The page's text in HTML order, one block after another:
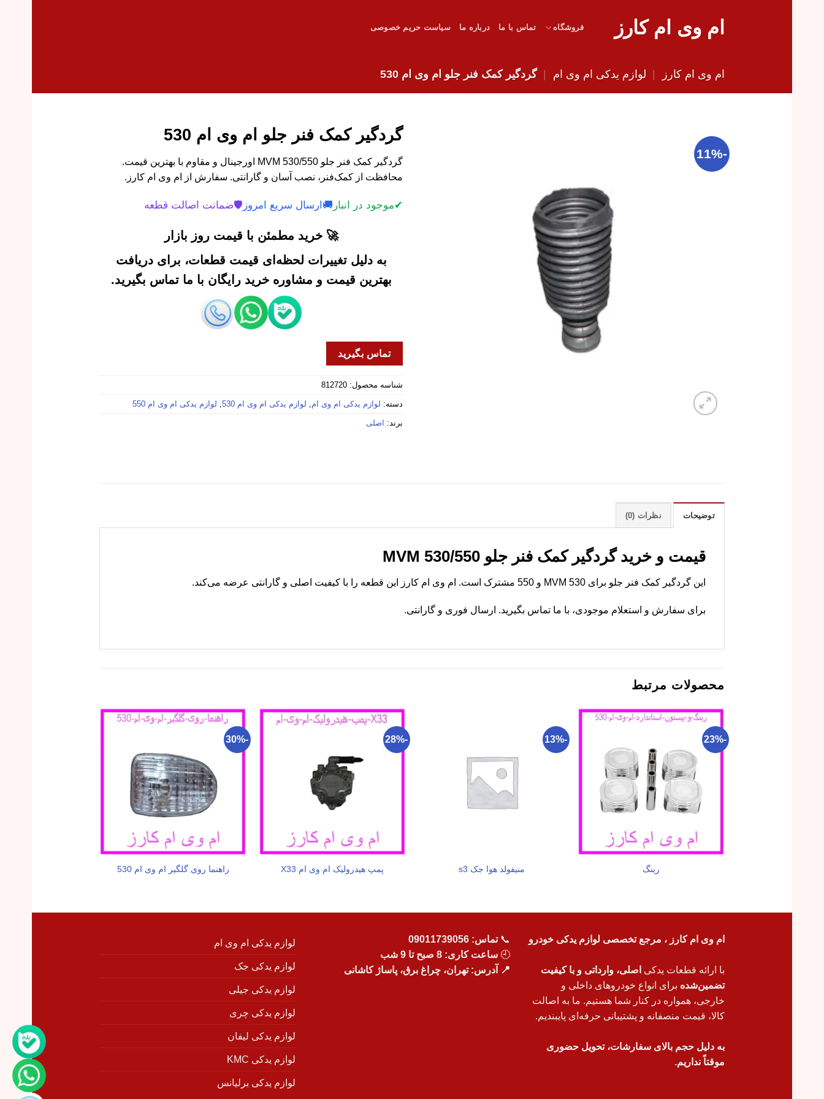
ام وی ام کارز فروشگاه تماس با ما درباره ما سیاست حریم خصوصی
ام وی ام کارز | لوازم یدکی ام وی ام | گردگیر کمک فنر جلو ام وی ام 530
-11%
گردگیر کمک فنر جلو ام وی ام 530
گردگیر کمک فنر جلو MVM 530/550 اورجینال و مقاوم با بهترین قیمت.
محافظت از کمک‌فنر، نصب آسان و گارانتی. سفارش از ام وی ام کارز.
✔موجود در انبار 🚚 ارسال سریع امروز 🛡️ضمانت اصالت قطعه
🚀 خرید مطمئن با قیمت روز بازار
به دلیل تغییرات لحظه‌ای قیمت قطعات، برای دریافت
بهترین قیمت و مشاوره خرید رایگان با ما تماس بگیرید.
تماس بگیرید
شناسه محصول: 812720
دسته: لوازم یدکی ام وی ام لوازم یدکی ام وی ام 530 لوازم یدکی ام وی ام 550
برند: اصلی
توضیحات نظرات (0)
قیمت و خرید گردگیر کمک فنر جلو MVM 530/550
این گردگیر کمک فنر جلو برای MVM 530 و 550 مشترک است. ام وی ام کارز این قطعه را با کیفیت اصلی و گارانتی عرضه می‌کند.
برای سفارش و استعلام موجودی، با ما تماس بگیرید. ارسال فوری و گارانتی.
محصولات مرتبط
-23%
رینگ
-13%
منیفولد هوا جک s3
-28%
پمپ هیدرولیک ام وی ام X33
-30%
راهنما روی گلگیر ام وی ام 530
ام وی ام کارز ، مرجع تخصصی لوازم یدکی خودرو
با ارائه قطعات یدکی اصلی، وارداتی و با کیفیت
تضمین‌شده برای انواع خودروهای داخلی و
خارجی، همواره در کنار شما هستیم. ما به اصالت
کالا، قیمت منصفانه و پشتیبانی حرفه‌ای پایبندیم.
به دلیل حجم بالای سفارشات، تحویل حضوری
موقتاً نداریم.
📞تماس: 09011739056
🕘 ساعت کاری: 8 صبح تا 9 شب
📍 آدرس: تهران، چراغ برق، پاساژ کاشانی
لوازم یدکی ام وی ام
لوازم یدکی جک
لوازم یدکی جیلی
لوازم یدکی چری
لوازم یدکی لیفان
لوازم یدکی KMC
لوازم یدکی برلیانس